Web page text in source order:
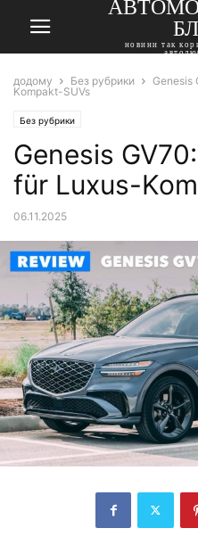
новини так
додому Без рубрики
Genesis
Kompakt-SUVs
Без рубрики
Genesis
für Luxus-
06.11.2025